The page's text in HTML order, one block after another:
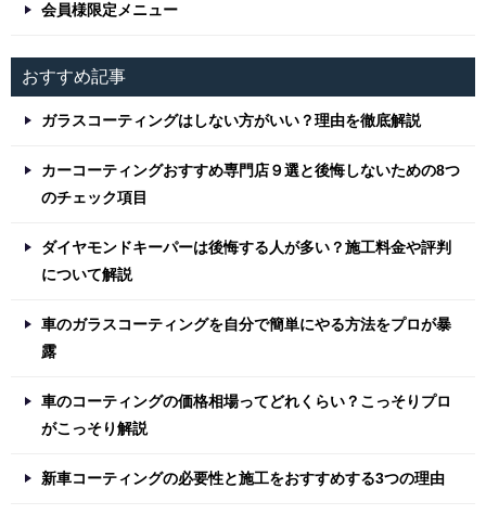
会員様限定メニュー
おすすめ記事
ガラスコーティングはしない方がいい？理由を徹底解説
カーコーティングおすすめ専門店９選と後悔しないための8つ
のチェック項目
ダイヤモンドキーパーは後悔する人が多い？施工料金や評判
について解説
車のガラスコーティングを自分で簡単にやる方法をプロが暴
露
車のコーティングの価格相場ってどれくらい？こっそりプロ
がこっそり解説
新車コーティングの必要性と施工をおすすめする3つの理由